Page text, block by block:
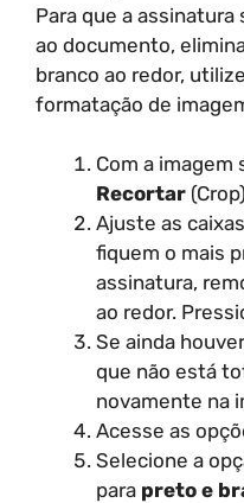
Para que a
ao documento,
branco ao redor,
formatação de
Com a imagem
Recortar
Ajuste as
fiquem o mais
assinatura,
ao redor.
Se ainda
que não está
novamente na
Acesse as
Selecione a
para preto e